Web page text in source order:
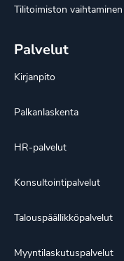
Tilitoimiston vaihtaminen
Palvelut
Kirjanpito
Palkanlaskenta
HR-palvelut
Konsultointipalvelut
Talouspäällikköpalvelut
Myyntilaskutuspalvelut